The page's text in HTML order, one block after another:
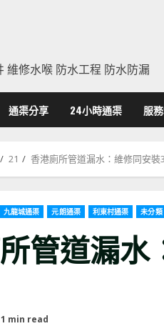
維修水喉 防水工程 防水防漏
通渠分享 24小時通渠 服
21 香港廁所管道漏水：維修同安裝
九龍城通渠 元朗通渠 利東村通渠 未分類
管道漏水
1 min read